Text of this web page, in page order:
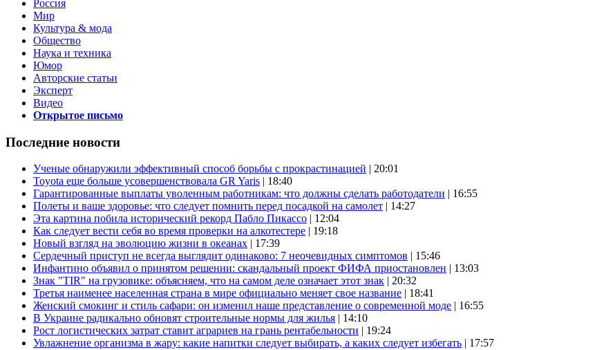
Россия
Мир
Культура & мода
Общество
Наука и техника
Юмор
Авторские статьи
Эксперт
Видео
Открытое письмо
Последние новости
Ученые обнаружили эффективный способ борьбы с прокрастинацией | 20:01
Toyota еще больше усовершенствовала GR Yaris | 18:40
Гарантированные выплаты уволенным работникам: что должны сделать работодатели | 16:55
Полеты и ваше здоровье: что следует помнить перед посадкой на самолет | 14:27
Эта картина побила исторический рекорд Пабло Пикассо | 12:04
Как следует вести себя во время проверки на алкотестере | 19:18
Новый взгляд на эволюцию жизни в океанах | 17:39
Сердечный приступ не всегда выглядит одинаково: 7 неочевидных симптомов | 15:46
Инфантино объявил о принятом решении: скандальный проект ФИФА приостановлен | 13:03
Знак "TIR" на грузовике: объясняем, что на самом деле означает этот знак | 20:32
Третья наименее населенная страна в мире официально меняет свое название | 18:41
Женский смокинг и стиль сафари: он изменил наше представление о современной моде | 16:55
В Украине радикально обновят строительные нормы для жилья | 14:10
Рост логистических затрат ставит аграриев на грань рентабельности | 19:24
Увлажнение организма в жару: какие напитки следует выбирать, а каких следует избегать | 17:57